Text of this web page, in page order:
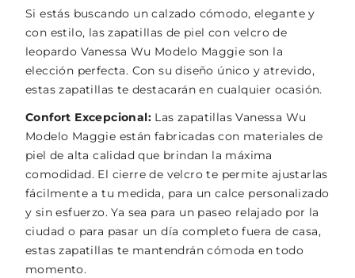
Si estás buscando un calzado cómodo, elegante y
con estilo, las zapatillas de piel con velcro de
leopardo Vanessa Wu Modelo Maggie son la
elección perfecta. Con su diseño único y atrevido,
estas zapatillas te destacarán en cualquier ocasión.
Confort Excepcional: Las zapatillas Vanessa Wu
Modelo Maggie están fabricadas con materiales de
piel de alta calidad que brindan la máxima
comodidad. El cierre de velcro te permite ajustarlas
fácilmente a tu medida, para un calce personalizado
y sin esfuerzo. Ya sea para un paseo relajado por la
ciudad o para pasar un día completo fuera de casa,
estas zapatillas te mantendrán cómoda en todo
momento.